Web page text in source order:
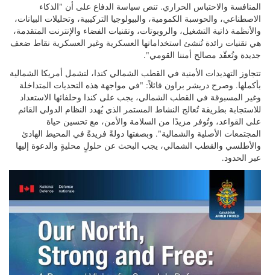
في الوقت نفسه، تُسرّع التطورات السريعة في أماكن أخرى من تأثير
المنافسة والاحتباس الحراري. تنص سياسة الدفاع على أن "الذكاء
الاصطناعي، والحوسبة الكمومية، والبيولوجيا التركيبية، وتحليلات البيانات،
والأنظمة ذاتية التشغيل، والروبوتات، وتقنيات الفضاء والإنترنت المتقدمة،
هي تقنيات رائدة تُنشئ استخداماتها العسكرية وغير العسكرية نقاط ضعف
جديدة وتُعقّد مصالح أمننا القومي".
تتجاوز التهديدات الأمنية في القطب الشمالي كندا، لتشمل أمريكا الشمالية
بأكملها. وصرح دريشر براون قائلاً: "في مواجهة هذه التحديات المتداخلة
وغير المسبوقة في القطب الشمالي، يجب على كندا وحلفائها الاستعداد
للاستجابة بطريقة تُعالج النشاط المستمر الذي يُهدد النظام الدولي القائم
على القواعد، وتُوفر مزيدًا من السلامة والأمن، مع تحسين حياة
المجتمعات الأصلية والشمالية". وبصفتها دولةً فريدةً في المحيط الهادئ
والأطلسي والقطب الشمالي، يجب البحث عن حلولٍ محليةٍ والدعوة إليها
عبر الحدود.